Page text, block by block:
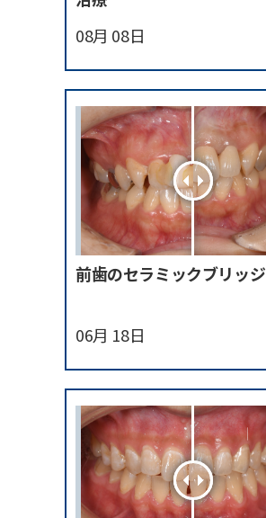
08月 08日
前歯のセラミックブリッジ
06月 18日